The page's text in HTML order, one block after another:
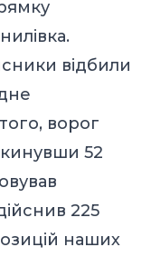
відбили
ворог
52
225
наших